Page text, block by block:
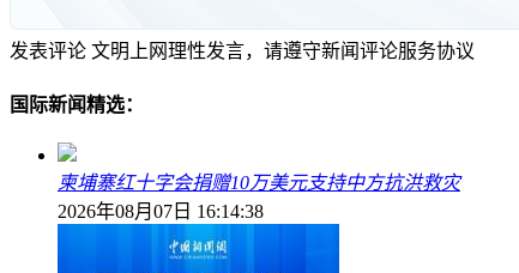
发表评论 文明上网理性发言，请遵守新闻评论服务协议
国际新闻精选：
柬埔寨红十字会捐赠10万美元支持中方抗洪救灾
2026年08月07日 16:14:38